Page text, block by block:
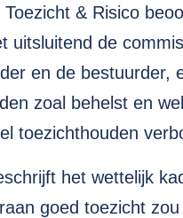
Toezicht & Risico
uitsluitend de
en de bestuurder,
zoal behelst en
toezichthouden
het wettelijk
goed toezicht